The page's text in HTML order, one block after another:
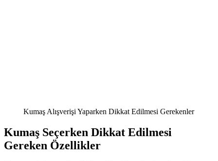
Kumaş Alışverişi Yaparken Dikkat Edilmesi Gerekenler
Kumaş Seçerken Dikkat Edilmesi
Gereken Özellikler